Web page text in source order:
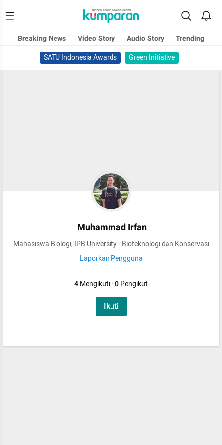
Breaking News Video Story Audio Story
Trending
SATU Indonesia Awards
Green Initiative
Muhammad Irfan
Mahasiswa Biologi, IPB University - Bioteknologi dan Konservasi
Laporkan Pengguna
4Mengikuti·0Pengikut
Ikuti